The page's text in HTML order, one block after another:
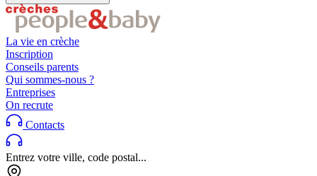
La vie en crèche
Inscription
Conseils parents
Qui sommes-nous ?
Entreprises
On recrute
Contacts
Entrez votre ville, code postal...